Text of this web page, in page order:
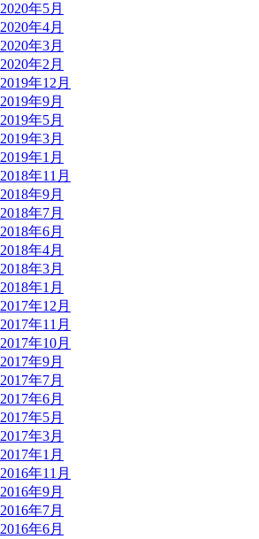
2020年5月
2020年4月
2020年3月
2020年2月
2019年12月
2019年9月
2019年5月
2019年3月
2019年1月
2018年11月
2018年9月
2018年7月
2018年6月
2018年4月
2018年3月
2018年1月
2017年12月
2017年11月
2017年10月
2017年9月
2017年7月
2017年6月
2017年5月
2017年3月
2017年1月
2016年11月
2016年9月
2016年7月
2016年6月